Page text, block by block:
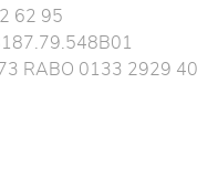
62 95
RABO 0133 2929 40